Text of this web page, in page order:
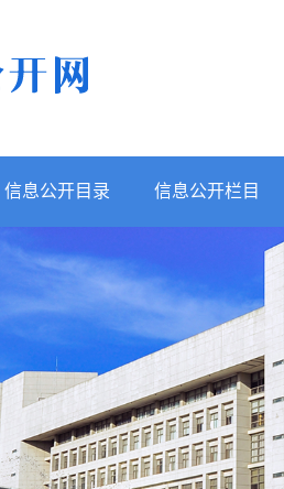
信息公开目录 信息公开栏目